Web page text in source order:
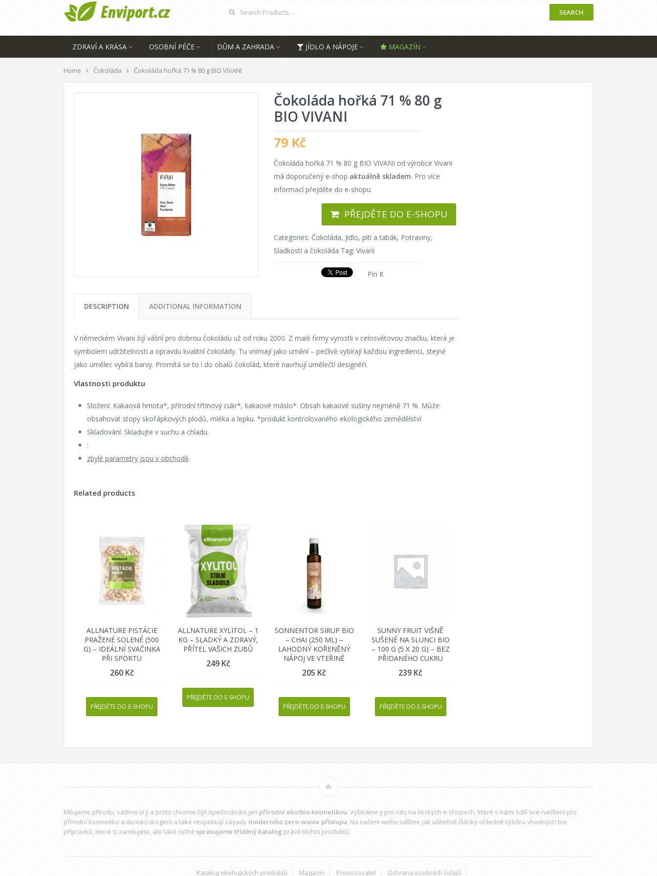
SEARCH
ZDRAVÍ A KRÁSA OSOBNÍ PÉČE DŮM A ZAHRADA JÍDLO A NÁPOJE MAGAZÍN
Home Čokoláda Čokoláda hořká 71 % 80 g BIO VIVANI
Čokoláda hořká 71 % 80 g
BIO VIVANI
79 Kč
Čokoláda hořká 71 % 80 g BIO VIVANI od výrobce Vivani
má doporučený e-shop aktuálně skladem. Pro více
informací přejděte do e-shopu:
PŘEJDĚTE DO E-SHOPU
Categories: Čokoláda, Jídlo, pití a tabák, Potraviny,
Sladkosti a čokoláda Tag:Vivani
Pin It
DESCRIPTION ADDITIONAL INFORMATION
V německém Vivani žijí vášní pro dobrou čokoládu už od roku 2000. Z malé firmy vyrostli v celosvětovou značku, která je
symbolem udržitelnosti a opravdu kvalitní čokolády. Tu vnímají jako umění – pečlivě vybírají každou ingredienci, stejně
jako umělec vybírá barvy. Promítá se to i do obalů čokolád, které navrhují umělečtí designéři.
Vlastnosti produktu
Složení: Kakaová hmota*, přírodní třtinový cukr*, kakaové máslo*. Obsah kakaové sušiny nejméně 71 %. Může
obsahovat stopy skořápkových plodů, mléka a lepku. *produkt kontrolovaného ekologického zemědělství
Skladování: Skladujte v suchu a chladu.
:
zbylé parametry jsou v obchodě.
Related products
ALLNATURE PISTÁCIE
PRAŽENÉ SOLENÉ (500
G) – IDEÁLNÍ SVAČINKA
PŘI SPORTU
260 Kč
PŘEJDĚTE DO E-SHOPU
ALLNATURE XYLITOL – 1
KG – SLADKÝ A ZDRAVÝ,
PŘÍTEL VAŠICH ZUBŮ
249 Kč
PŘEJDĚTE DO E-SHOPU
SONNENTOR SIRUP BIO
– CHAI (250 ML) –
LAHODNÝ KOŘENĚNÝ
NÁPOJ VE VTEŘINĚ
205 Kč
PŘEJDĚTE DO E-SHOPU
SUNNY FRUIT VIŠNĚ
SUŠENÉ NA SLUNCI BIO
– 100 G (5 X 20 G) – BEZ
PŘIDANÉHO CUKRU
239 Kč
PŘEJDĚTE DO E-SHOPU
Milujeme přírodu, vážíme si jí a proto chceme být opečováváni jen přírodní eko/bio kosmetikou. Vybíráme ji pro vás na českých e-shopech, které s námi sdílí své nadšení pro
přírodní kosmetiku a domácí drogerii a také respektují zásady moderního zero-waste přístupu. Na našem webu sdílíme jak užitečné články ohledně výběru vhodných bio
přípravků, které si zamilujete, ale také ručněspravujeme tříděný katalog právě těchto produktů.
Katalog ekologických produktů Magazín Provozovatel Ochrana osobních údajů